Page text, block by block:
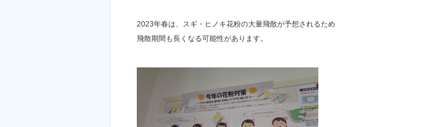
2023年春は、スギ・ヒノキ花粉の大量飛散が予想されるため
飛散期間も長くなる可能性があります。